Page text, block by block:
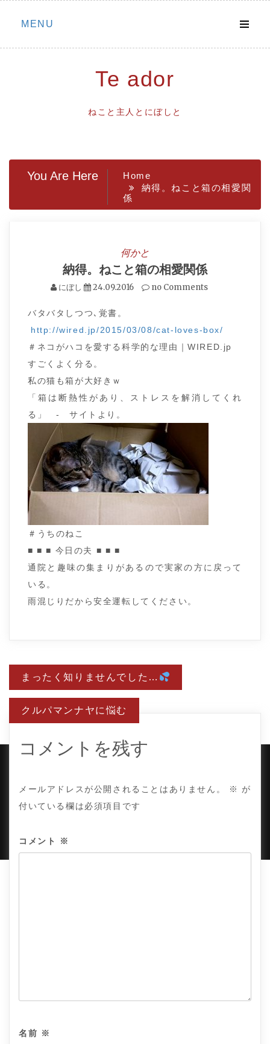
Skip
MENU
Te ador
ねこと主人とにぼしと
You Are Here
Home
納得。ねこと箱の相愛関
係
何かと
納得。ねこと箱の相愛関係
にぼし 24.09.2016 no Comments
バタバタしつつ､覚書。
http://wired.jp/2015/03/08/cat-loves-box/
＃ネコがハコを愛する科学的な理由｜WIRED.jp
すごくよく分る。
私の猫も箱が大好きｗ
「箱は断熱性があり、ストレスを解消してくれ
る」 - サイトより。
＃うちのねこ
■ ■ ■ 今日の夫 ■ ■ ■
通院と趣味の集まりがあるので実家の方に戻って
いる。
雨混じりだから安全運転してください。
投
稿
ナ
ビ
ゲ
ー
ョ
ン
まったく知りませんでした…
クルパマンナヤに悩む
コメントを残す
メールアドレスが公開されることはありません。 ※
が
付いている欄は必須項目です
コメント ※
名前 ※